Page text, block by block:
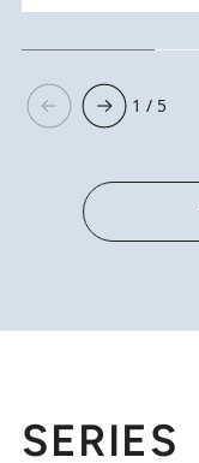
1 / 5
SERIES